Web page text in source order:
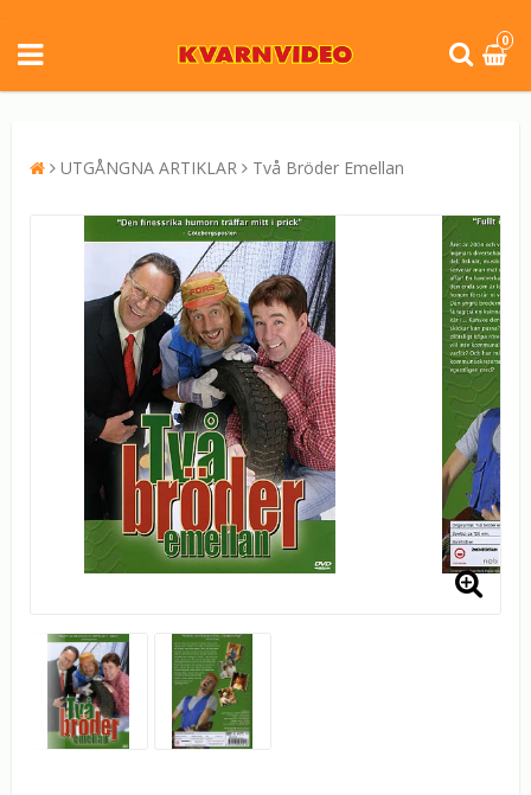
0
UTGÅNGNA ARTIKLAR Två Bröder Emellan